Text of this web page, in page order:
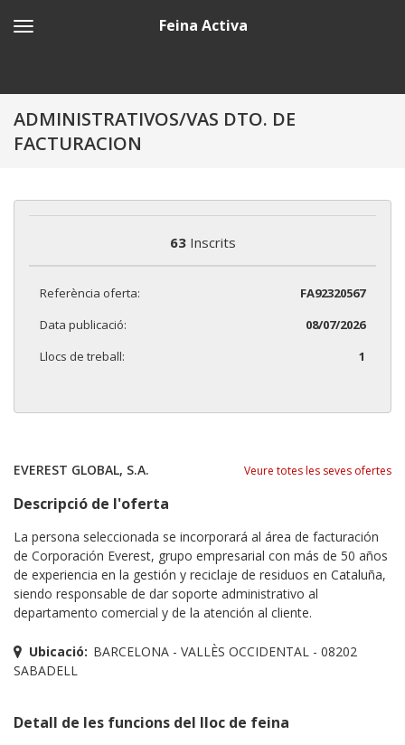
Feina Activa
ADMINISTRATIVOS/VAS DTO. DE
FACTURACION
63Inscrits
Referència oferta:
FA92320567
Data publicació:
08/07/2026
Llocs de treball:
1
EVEREST GLOBAL, S.A. Veure totes les seves ofertes
Descripció de l'oferta
La persona seleccionada se incorporará al área de facturación
de Corporación Everest, grupo empresarial con más de 50 años
de experiencia en la gestión y reciclaje de residuos en Cataluña,
siendo responsable de dar soporte administrativo al
departamento comercial y de la atención al cliente.
Ubicació: BARCELONA - VALLÈS OCCIDENTAL - 08202
SABADELL
Detall de les funcions del lloc de feina